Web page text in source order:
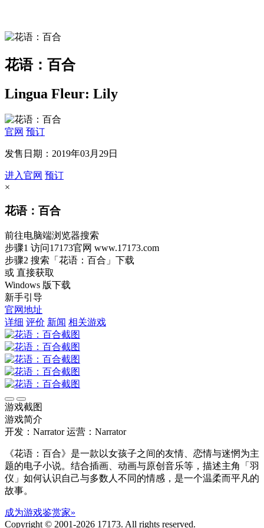
花语：百合
Lingua Fleur: Lily
官网 预订
发售日期：2019年03月29日
进入官网 预订
×
花语：百合
前往电脑端浏览器搜索
步骤1 访问17173官网 www.17173.com
步骤2 搜索 「花语：百合」 下载
或 直接获取
Windows 版下载
新手引导
官网地址
详细 评价 新闻 相关游戏
游戏截图
游戏简介
开发：Narrator 运营：Narrator
《花语：百合》是一款以女孩子之间的友情、恋情与迷惘为主
题的电子小说。结合插画、动画与原创音乐等，描述主角「羽
仪」如何认识自己与多数人不同的情感，是一个温柔而平凡的
故事。
成为游戏鉴赏家»
Copyright © 2001-2026 17173. All rights reserved.